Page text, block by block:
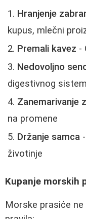
Hranjenje
kupus, mlečni
Premali kavez -
Nedovoljno
digestivnog
Zanemarivanje
na promene
Držanje samca
životinje
Kupanje morskih
Morske prasiće